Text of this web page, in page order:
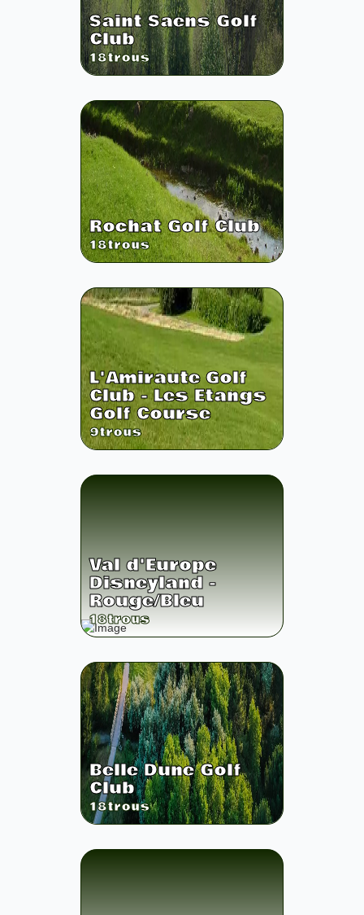
Saint Saens Golf
Club
18trous
Rochat Golf Club
18trous
L'Amiraute Golf
Club - Les Etangs
Golf Course
9trous
Val d'Europe
Disneyland -
Rouge/Bleu
18trous
Belle Dune Golf
Club
18trous